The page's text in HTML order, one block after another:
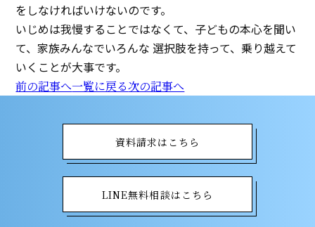
をしなければいけないのです。
いじめは我慢することではなくて、子どもの本心を聞い
て、家族みんなでいろんな 選択肢を持って、乗り越えて
いくことが大事です。
前の記事へ一覧に戻る次の記事へ
資料請求はこちら
LINE無料相談はこちら